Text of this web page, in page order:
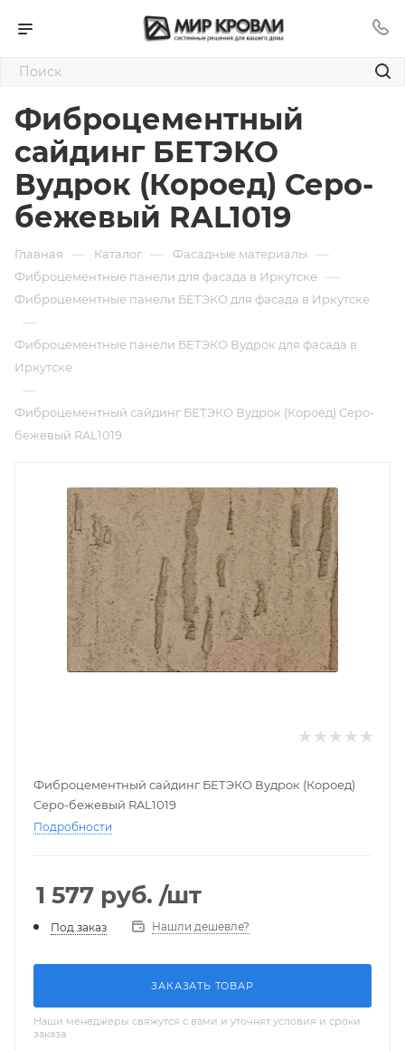
Фиброцементный
сайдинг БЕТЭКО
Вудрок (Короед) Серо-
бежевый RAL1019
Главная — Каталог — Фасадные материалы —
Фиброцементные панели для фасада в Иркутске —
Фиброцементные панели БЕТЭКО для фасада в Иркутске
—
Фиброцементные панели БЕТЭКО Вудрок для фасада в
Иркутске
—
Фиброцементный сайдинг БЕТЭКО Вудрок (Короед) Серо-
бежевый RAL1019
Фиброцементный сайдинг БЕТЭКО Вудрок (Короед)
Серо-бежевый RAL1019
Подробности
1 577 руб. /шт
Под заказ Нашли дешевле?
ЗАКАЗАТЬ ТОВАР
Наши менеджеры свяжутся с вами и уточнят условия и сроки
заказа